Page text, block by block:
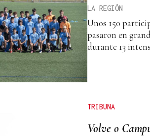
LA REGIÓN
Unos 150
pasaron en
durante 13
TRIBUNA
Volve o